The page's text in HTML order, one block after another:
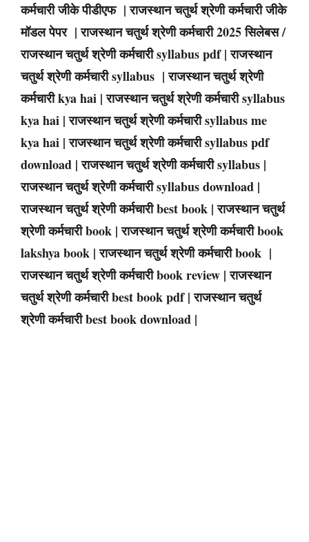
कर्मचारी जीके पीडीएफ | राजस्थान चतुर्थ श्रेणी कर्मचारी जीके
मॉडल पेपर | राजस्थान चतुर्थ श्रेणी कर्मचारी 2025 सिलेबस /
राजस्थान चतुर्थ श्रेणी कर्मचारी syllabus pdf | राजस्थान
चतुर्थ श्रेणी कर्मचारी syllabus | राजस्थान चतुर्थ श्रेणी
कर्मचारी kya hai | राजस्थान चतुर्थ श्रेणी कर्मचारी syllabus
kya hai | राजस्थान चतुर्थ श्रेणी कर्मचारी syllabus me
kya hai | राजस्थान चतुर्थ श्रेणी कर्मचारी syllabus pdf
download | राजस्थान चतुर्थ श्रेणी कर्मचारी syllabus |
राजस्थान चतुर्थ श्रेणी कर्मचारी syllabus download |
राजस्थान चतुर्थ श्रेणी कर्मचारी best book | राजस्थान चतुर्थ
श्रेणी कर्मचारी book | राजस्थान चतुर्थ श्रेणी कर्मचारी book
lakshya book | राजस्थान चतुर्थ श्रेणी कर्मचारी book |
राजस्थान चतुर्थ श्रेणी कर्मचारी book review | राजस्थान
चतुर्थ श्रेणी कर्मचारी best book pdf | राजस्थान चतुर्थ
श्रेणी कर्मचारी best book download |